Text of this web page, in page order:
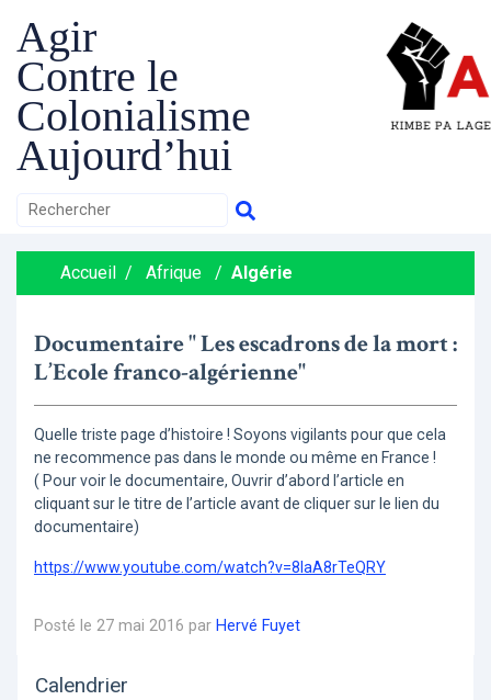
Agir
Contre le
Colonialisme
Aujourd’hui
Accueil / Afrique / Algérie
Documentaire " Les escadrons de la mort :
L’Ecole franco-algérienne"
Quelle triste page d’histoire ! Soyons vigilants pour que cela
ne recommence pas dans le monde ou même en France !
( Pour voir le documentaire, Ouvrir d’abord l’article en
cliquant sur le titre de l’article avant de cliquer sur le lien du
documentaire)
https://www.youtube.com/watch?v=8IaA8rTeQRY
Posté le 27 mai 2016 par Hervé Fuyet
Calendrier